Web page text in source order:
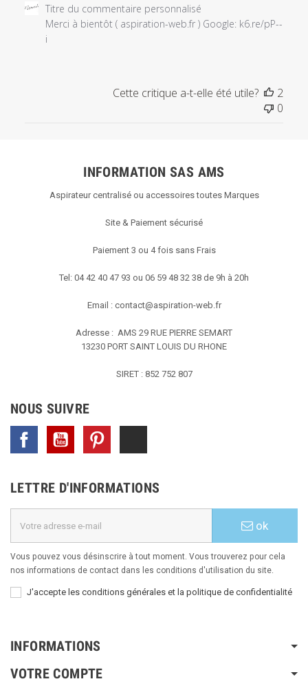
Commentaires
propriétaire
personnalisé
Titre du commentaire personnalisé
Merci à bientôt ( aspiration-web.fr ) Google: k6.re/pP--
i
Cette critique a-t-elle été utile?
2
0
INFORMATION SAS AMS
Aspirateur centralisé ou accessoires toutes Marques
Site & Paiement sécurisé
Paiement 3 ou 4 fois sans Frais
Tel: 04 42 40 47 93 ou 06 59 48 32 38 de 9h à 20h
Email : contact@aspiration-web.fr
Adresse : AMS 29 RUE PIERRE SEMART
13230 PORT SAINT LOUIS DU RHONE
SIRET : 852 752 807
NOUS SUIVRE
Facebook YouTube
LETTRE D'INFORMATIONS
ok
Vous pouvez vous désinscrire à tout moment. Vous trouverez pour cela
nos informations de contact dans les conditions d'utilisation du site.
J'accepte les conditions générales et la politique de confidentialité
INFORMATIONS
VOTRE COMPTE